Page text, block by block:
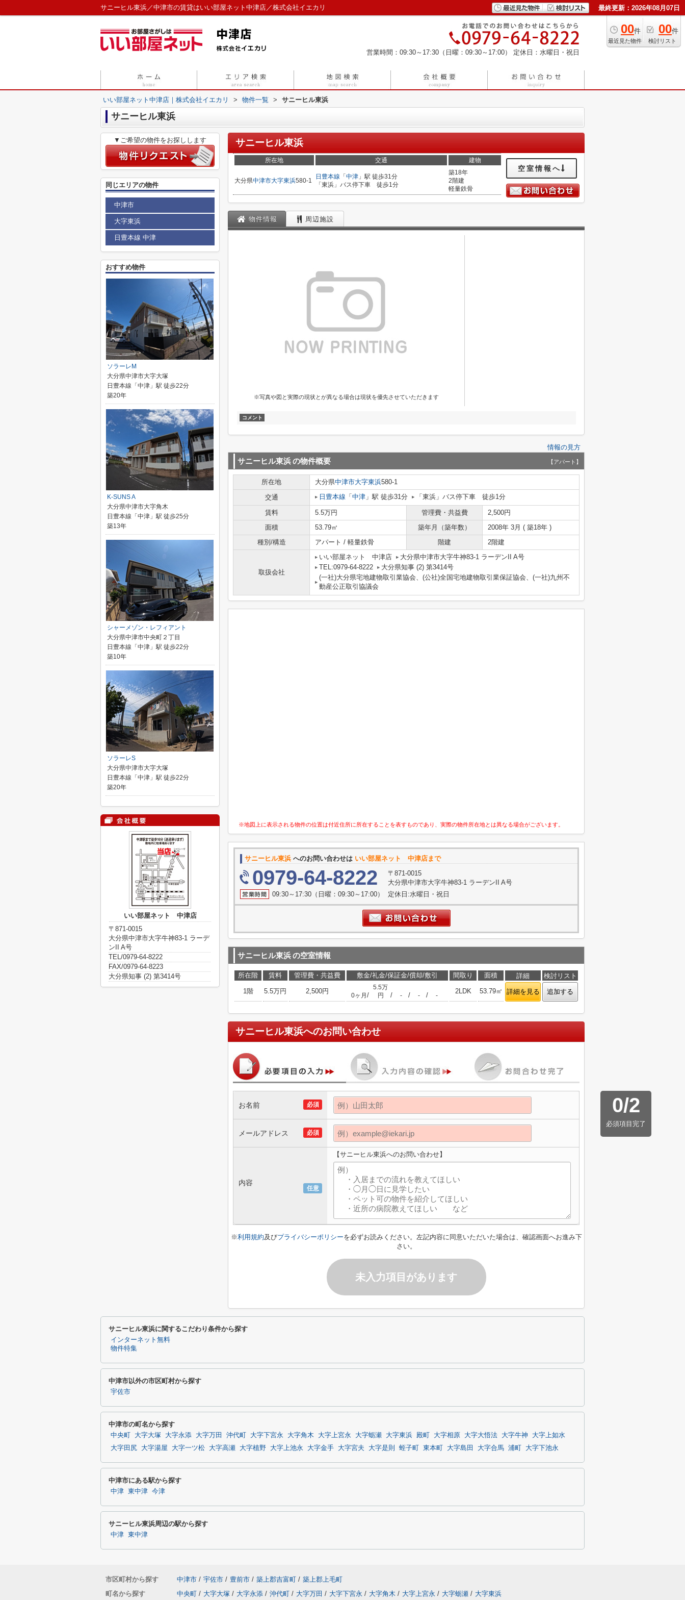
サニーヒル東浜／中津市の賃貸はいい部屋ネット中津店／株式会社イエカリ 最終更新：2026年08月07日
00件
最近見た物件
00件
検討リスト
営業時間：09:30～17:30（日曜：09:30～17:00） 定休日：水曜日・祝日
いい部屋ネット中津店｜株式会社イエカリ > 物件一覧 > サニーヒル東浜
サニーヒル東浜
サニーヒル東浜
所在地 交通 建物
大分県中津市大字東浜580-1
日豊本線 「 中津 」駅 徒歩31分
「東浜」バス停下車 徒歩1分
築18年
2階建
軽量鉄骨
空室情報へ
物件情報 周辺施設
※写真や図と実際の現状とが異なる場合は現状を優先させていただきます
コメント
情報の見方
サニーヒル東浜の物件概要 【アパート】
所在地 大分県中津市大字東浜580-1
交通
日豊本線 「 中津 」駅 徒歩31分 「東浜」バス停下車 徒歩1分
賃料 5.5万円 管理費・共益費
2,500円
面積
53.79㎡ 築年月（築年数）
2008年 3月 ( 築18年 )
種別/構造
アパート / 軽量鉄骨 階建 2階建
取扱会社
いい部屋ネット 中津店
大分県中津市大字牛神83-1 ラーデンII A号
TEL:0979-64-8222
大分県知事 (2) 第3414号
(一社)大分県宅地建物取引業協会、(公社)全国宅地建物取引業保証協会、(一社)九州不
動産公正取引協議会
※地図上に表示される物件の位置は付近住所に所在することを表すものであり、実際の物件所在地とは異なる場合がございます。
サニーヒル東浜 へのお問い合わせは いい部屋ネット 中津店まで
0979-64-8222
〒871-0015
大分県中津市大字牛神83-1 ラーデンII A号
09:30～17:30（日曜：09:30～17:00） 定休日:水曜日・祝日
サニーヒル東浜の空室情報
所在階 賃料 管理費・共益費 敷金/礼金/保証金/償却/敷引 間取り 面積 詳細
検討リスト
1階
5.5万円 2,500円
0ヶ月 /
5.5万
円
/ - / - / -
2LDK 53.79㎡ 詳細を見る 追加する
サニーヒル東浜へのお問い合わせ
0/2
必須項目完了
必須
お名前
必須
メールアドレス
任意
内容
【サニーヒル東浜へのお問い合わせ】
※利用規約及びプライバシーポリシーを必ずお読みください。左記内容に同意いただいた場合は、確認画面へお進み下
さい。
未入力項目があります
▼ご希望の物件をお探しします
同じエリアの物件
中津市
大字東浜
日豊本線 中津
おすすめ物件
ソラーレM
大分県中津市大字大塚
日豊本線「中津」駅 徒歩22分
築20年
K-SUNS A
大分県中津市大字角木
日豊本線「中津」駅 徒歩25分
築13年
シャーメゾン・レフィアント
大分県中津市中央町２丁目
日豊本線「中津」駅 徒歩22分
築10年
ソラーレS
大分県中津市大字大塚
日豊本線「中津」駅 徒歩22分
築20年
いい部屋ネット 中津店
〒871-0015
大分県中津市大字牛神83-1 ラーデ
ンII A号
TEL/0979-64-8222
FAX/0979-64-8223
大分県知事 (2) 第3414号
サニーヒル東浜に関するこだわり条件から探す
インターネット無料
物件特集
中津市以外の市区町村から探す
宇佐市
中津市の町名から探す
中央町 大字大塚 大字永添 大字万田 沖代町 大字下宮永 大字角木 大字上宮永 大字蛎瀬 大字東浜 殿町 大字相原 大字大悟法 大字牛神
大字上如水
大字田尻
大字湯屋 大字一ツ松 大字高瀬 大字植野 大字上池永 大字金手 大字宮夫 大字是則 蛭子町 東本町 大字島田 大字合馬 浦町 大字下池永
中津市にある駅から探す
中津 東中津 今津
サニーヒル東浜周辺の駅から探す
中津 東中津
市区町村から探す 中津市 / 宇佐市 / 豊前市 / 築上郡吉富町 / 築上郡上毛町
町名から探す
中央町 / 大字大塚 / 大字永添 / 沖代町 / 大字万田 / 大字下宮永 / 大字角木 / 大字上宮永 / 大字蛎瀬 / 大字東浜